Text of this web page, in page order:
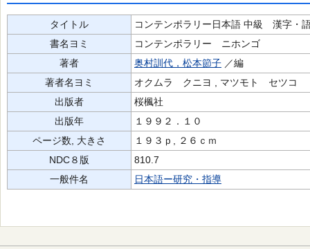
タイトル
コンテンポラリー日本語 中級 漢字・
書名ヨミ
コンテンポラリー ニホンゴ
著者
奥村訓代，松本節子 ／編
著者名ヨミ
オクムラ クニヨ , マツモト セツコ
出版者
桜楓社
出版年
１９９２．１０
ページ数, 大きさ
１９３ｐ, ２６ｃｍ
NDC８版
810.7
一般件名
日本語ー研究・指導